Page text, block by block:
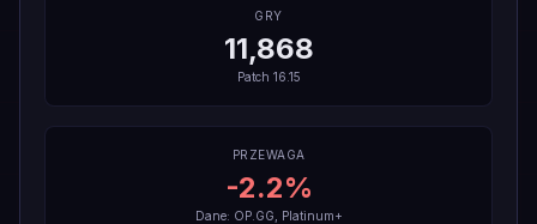
GRY
11,868
Patch 16.15
PRZEWAGA
-2.2%
Dane: OP.GG, Platinum+